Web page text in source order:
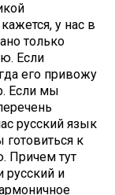
у нас в
только
Если
его привожу
Если мы
русский язык
к
Причем тут
русский и